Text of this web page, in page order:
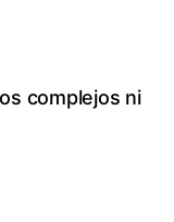
complejos ni